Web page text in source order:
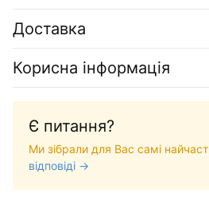
Доставка
Корисна інформація
Є питання?
Ми зібрали для Вас самі
відповіді →